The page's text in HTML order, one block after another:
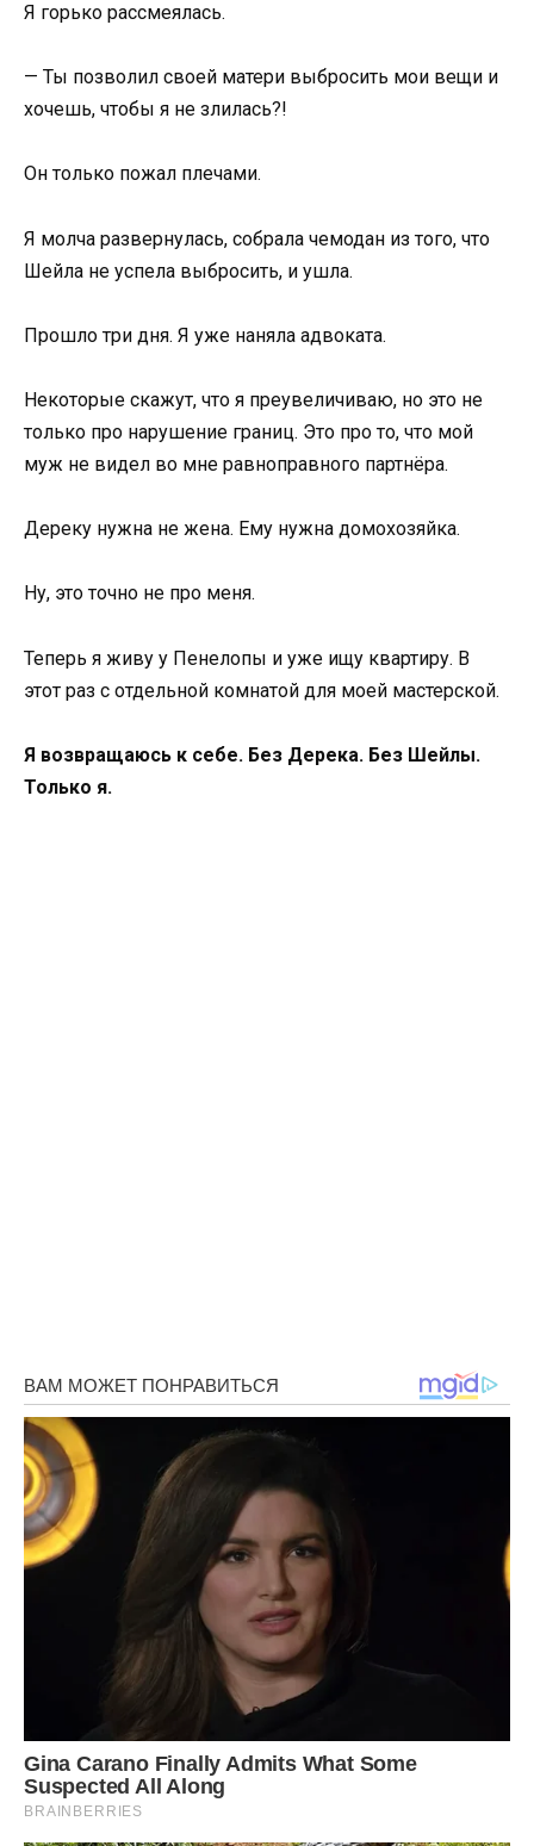
Я горько рассмеялась.
— Ты позволил своей матери выбросить мои вещи и
хочешь, чтобы я не злилась?!
Он только пожал плечами.
Я молча развернулась, собрала чемодан из того, что
Шейла не успела выбросить, и ушла.
Прошло три дня. Я уже наняла адвоката.
Некоторые скажут, что я преувеличиваю, но это не
только про нарушение границ. Это про то, что мой
муж не видел во мне равноправного партнёра.
Дереку нужна не жена. Ему нужна домохозяйка.
Ну, это точно не про меня.
Теперь я живу у Пенелопы и уже ищу квартиру. В
этот раз с отдельной комнатой для моей мастерской.
Я возвращаюсь к себе. Без Дерека. Без Шейлы.
Только я.